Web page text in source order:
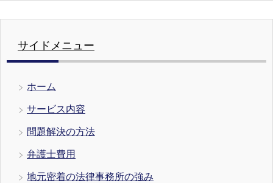
サイドメニュー
ホーム
サービス内容
問題解決の方法
弁護士費用
地元密着の法律事務所の強み